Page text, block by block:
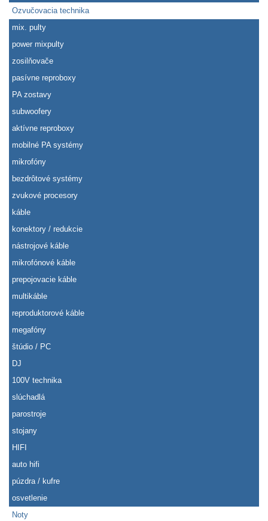
Ozvučovacia technika
mix. pulty
power mixpulty
zosilňovače
pasívne reproboxy
PA zostavy
subwoofery
aktívne reproboxy
mobilné PA systémy
mikrofóny
bezdrôtové systémy
zvukové procesory
káble
konektory / redukcie
nástrojové káble
mikrofónové káble
prepojovacie káble
multikáble
reproduktorové káble
megafóny
štúdio / PC
DJ
100V technika
slúchadlá
parostroje
stojany
HIFI
auto hifi
púzdra / kufre
osvetlenie
Noty